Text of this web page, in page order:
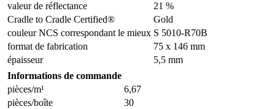
valeur de réflectance
21 %
Cradle to Cradle Certified®
Gold
couleur NCS correspondant le mieux S 5010-R70B
format de fabrication
75 x 146 mm
épaisseur
5,5 mm
Informations de commande
pièces/m¹
6,67
pièces/boîte
30